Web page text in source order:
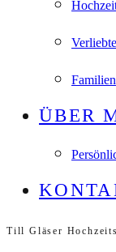
Verliebte
Familien
ÜBER
Till Gläser